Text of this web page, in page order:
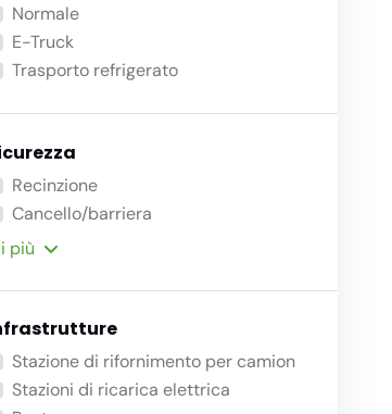
Normale
E-Truck
Trasporto refrigerato
Recinzione
Cancello/barriera
più
Stazione di rifornimento per camion
Stazioni di ricarica elettrica